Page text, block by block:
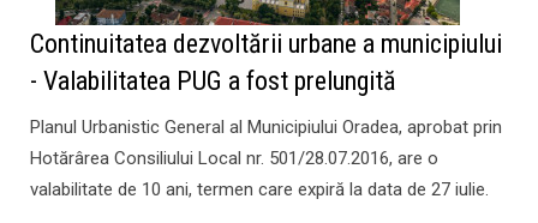
Continuitatea dezvoltării urbane a municipiului
- Valabilitatea PUG a fost prelungită
Planul Urbanistic General al Municipiului Oradea, aprobat prin
Hotărârea Consiliului Local nr. 501/28.07.2016, are o
valabilitate de 10 ani, termen care expiră la data de 27 iulie.